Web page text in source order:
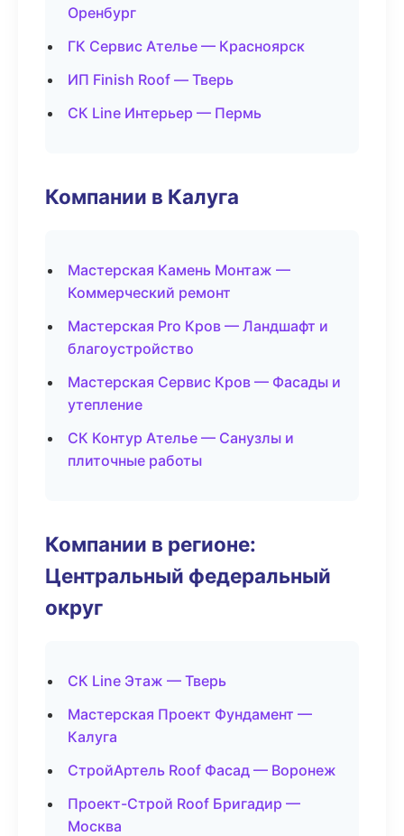
Оренбург
ГК Сервис Ателье — Красноярск
ИП Finish Roof — Тверь
СК Line Интерьер — Пермь
Компании в Калуга
Мастерская Камень Монтаж —
Коммерческий ремонт
Мастерская Pro Кров — Ландшафт и
благоустройство
Мастерская Сервис Кров — Фасады и
утепление
СК Контур Ателье — Санузлы и
плиточные работы
Компании в регионе:
Центральный федеральный
округ
СК Line Этаж — Тверь
Мастерская Проект Фундамент —
Калуга
СтройАртель Roof Фасад — Воронеж
Проект-Строй Roof Бригадир —
Москва